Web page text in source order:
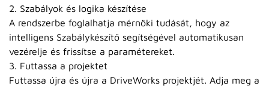
2. Szabályok és logika készítése
A rendszerbe foglalhatja mérnöki tudását, hogy az
intelligens Szabálykészítő segítségével automatikusan
vezérelje és frissítse a paramétereket.
3. Futtassa a projektet
Futtassa újra és újra a DriveWorks projektjét. Adja meg a